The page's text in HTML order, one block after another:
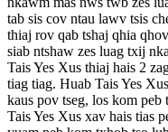
tab sis cov ntau lawv tsis
thiaj rov qab tshaj qhia
siab ntshaw zes luag txij
Tais Yes Xus thiaj hais 2
tiag tiag. Huab Tais Yes
kaus pov tseg, los kom peb
Tais Yes Xus xav hais tias